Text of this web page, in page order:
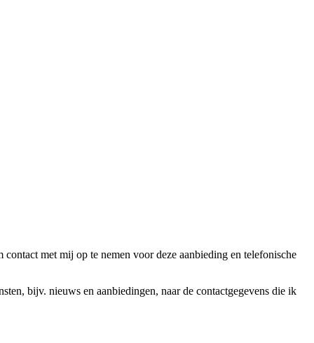
met mij op te nemen voor deze aanbieding en telefonische
bijv. nieuws en aanbiedingen, naar de contactgegevens die ik